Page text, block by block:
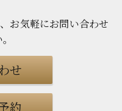
お気軽にお問い合わせ
。
せ
約